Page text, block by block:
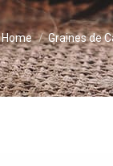
You are here:
Home Graines de